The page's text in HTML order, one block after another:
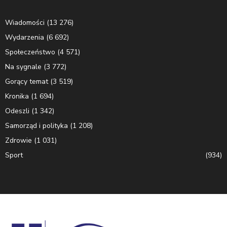
Wiadomości (13 276)
Wydarzenia (6 692)
Społeczeństwo (4 571)
Na sygnale (3 772)
Gorący temat(3 519)
Kronika (1 694)
Odeszli (1 342)
Samorząd i polityka (1 208)
Zdrowie (1 031)
Sport
(934)